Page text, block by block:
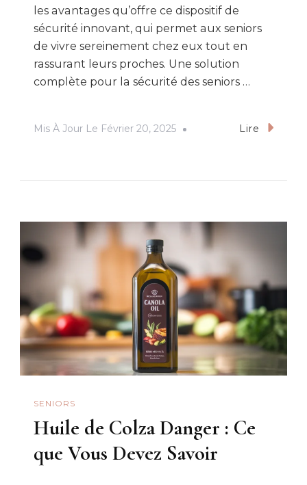
les avantages qu’offre ce dispositif de
sécurité innovant, qui permet aux seniors
de vivre sereinement chez eux tout en
rassurant leurs proches. Une solution
complète pour la sécurité des seniors …
Mis À Jour Le Février 20, 2025 Lire
SENIORS
Huile de Colza Danger : Ce
que Vous Devez Savoir